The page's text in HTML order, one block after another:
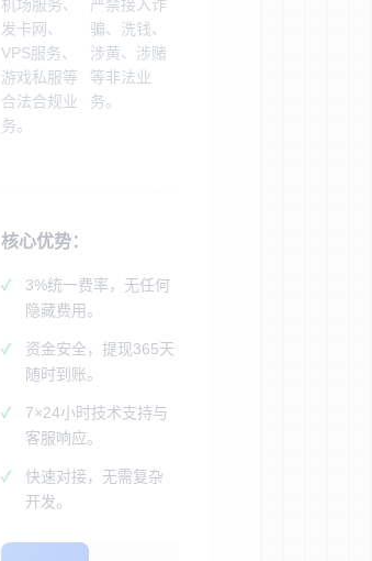
机场服务、
发卡网、
VPS服务、
游戏私服等
合法合规业
务。
严禁接入诈
骗、洗钱、
涉黄、涉赌
等非法业
务。
核心优势：
3%统一费率，无任何
隐藏费用。
资金安全，提现365天
随时到账。
7×24小时技术支持与
客服响应。
快速对接，无需复杂
开发。